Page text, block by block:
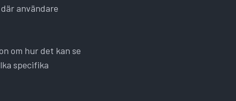
användare
om hur det kan se
specifika